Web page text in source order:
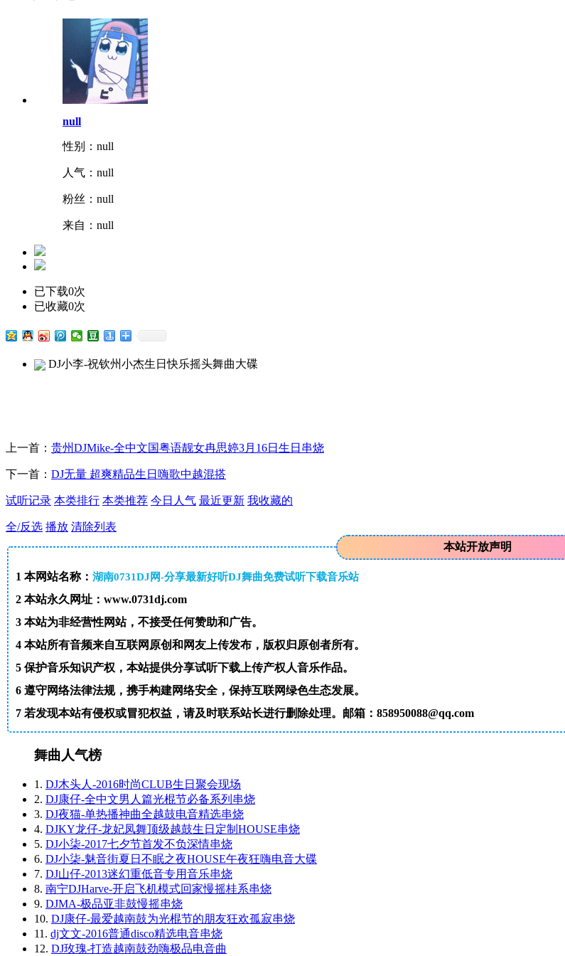
null
性别：null
人气： null
粉丝： null
来自：null
已下载0次
已收藏0次
DJ小李-祝钦州小杰生日快乐摇头舞曲大碟
上一首： 贵州DJMike-全中文国粤语靓女冉思婷3月16日生日串烧
下一首： DJ无量 超爽精品生日嗨歌中越混搭
试听记录 本类排行 本类推荐 今日人气 最近更新 我收藏的
全/反选 播放 清除列表
本站开放声明
1 本网站名称： 湖南0731DJ网-分享最新好听DJ舞曲免费试听下载音乐站
2本站永久网址：www.0731dj.com
3本站为非经营性网站，不接受任何赞助和广告。
4本站所有音频来自互联网原创和网友上传发布，版权归原创者所有。
5保护音乐知识产权，本站提供分享试听下载上传产权人音乐作品。
6遵守网络法律法规，携手构建网络安全，保持互联网绿色生态发展。
7若发现本站有侵权或冒犯权益，请及时联系站长进行删除处理。邮箱：858950088@qq.com
舞曲人气榜
1. DJ木头人-2016时尚CLUB生日聚会现场
2. DJ康仔-全中文男人篇光棍节必备系列串烧
3. DJ夜猫-单热播神曲全越鼓电音精选串烧
4. DJKY龙仔-龙妃凤舞顶级越鼓生日定制HOUSE串烧
5. DJ小柒-2017七夕节首发不负深情串烧
6. DJ小柒-魅音街夏日不眠之夜HOUSE午夜狂嗨电音大碟
7. DJ山仔-2013迷幻重低音专用音乐串烧
8. 南宁DJHarve-开启飞机模式回家慢摇桂系串烧
9. DJMA-极品亚非鼓慢摇串烧
10. DJ康仔-最爱越南鼓为光棍节的朋友狂欢孤寂串烧
11. dj文文-2016普通disco精选电音串烧
12. DJ玫瑰-打造越南鼓劲嗨极品电音曲